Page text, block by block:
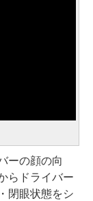
ーの顔の向
らドライバー
閉眼状態をシ